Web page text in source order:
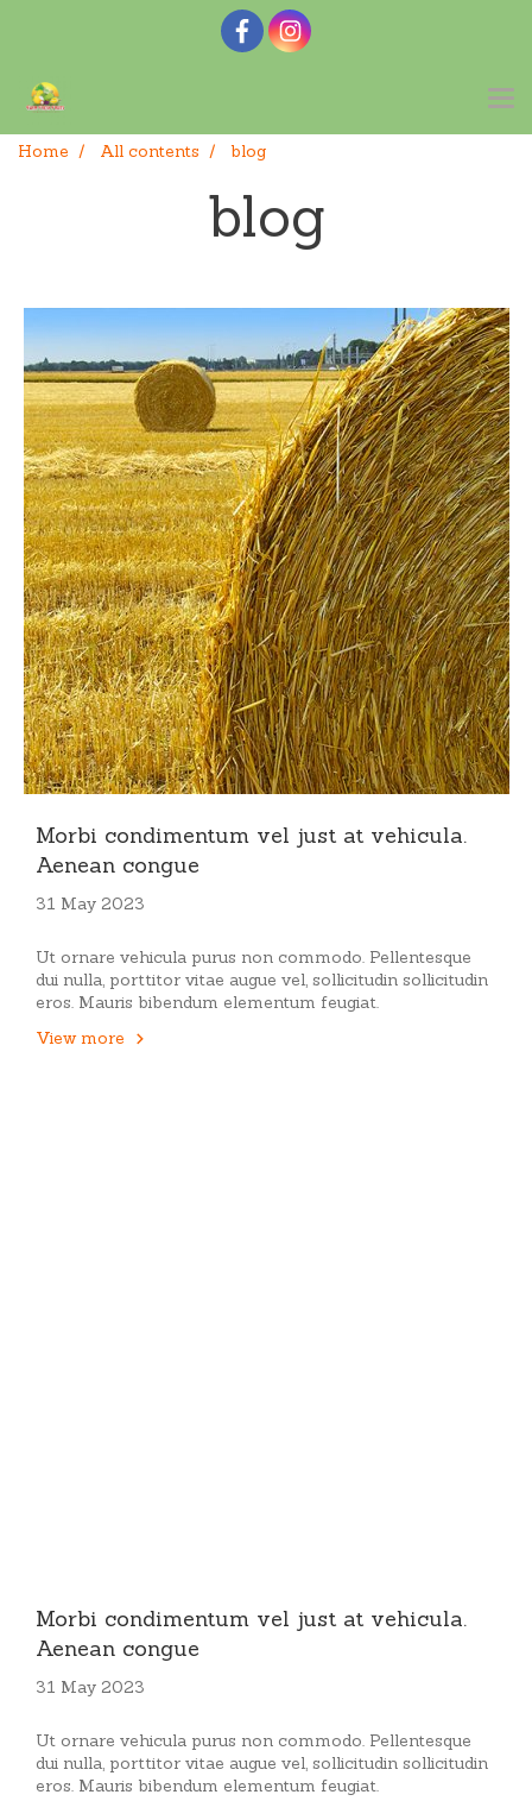
Home All contents blog
blog
Morbi condimentum vel just at vehicula.
Aenean congue
31 May 2023
Ut ornare vehicula purus non commodo. Pellentesque
dui nulla, porttitor vitae augue vel, sollicitudin sollicitudin
eros. Mauris bibendum elementum feugiat.
View more
Morbi condimentum vel just at vehicula.
Aenean congue
31 May 2023
Ut ornare vehicula purus non commodo. Pellentesque
dui nulla, porttitor vitae augue vel, sollicitudin sollicitudin
eros. Mauris bibendum elementum feugiat.